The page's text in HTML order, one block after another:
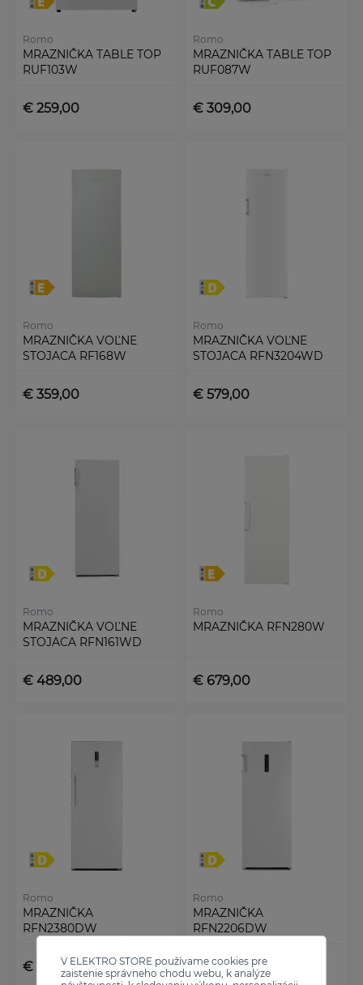
V ELEKTRO STORE používame cookies pre
zaistenie správneho chodu webu, k analýze
Romo
MRAZNIČKA TABLE TOP
RUF103W
€ 259,00
Romo
MRAZNIČKA TABLE TOP
RUF087W
€ 309,00
Romo
MRAZNIČKA VOĽNE
STOJACA RF168W
€ 359,00
Romo
MRAZNIČKA VOĽNE
STOJACA RFN3204WD
€ 579,00
Romo
MRAZNIČKA VOĽNE
STOJACA RFN161WD
€ 489,00
Romo
MRAZNIČKA RFN280W
€ 679,00
Romo
MRAZNIČKA
RFN2380DW
€ 739,00
Romo
MRAZNIČKA
RFN2206DW
€ 489,00